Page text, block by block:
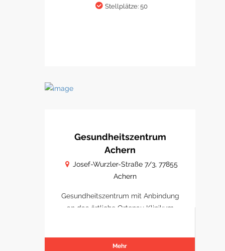
Stellplätze: 50
Gesundheitszentrum
Achern
Josef-Wurzler-Straße 7/3, 77855
Achern
Gesundheitszentrum mit Anbindung
an das örtliche Ortenau Klinikum
Mehr